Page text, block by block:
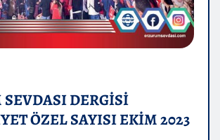
SEVDASI DERGİSİ
ÖZEL SAYISI EKİM 2023